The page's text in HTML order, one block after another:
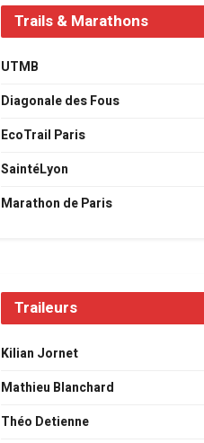
Trails & Marathons
UTMB
Diagonale des Fous
EcoTrail Paris
SaintéLyon
Marathon de Paris
Traileurs
Kilian Jornet
Mathieu Blanchard
Théo Detienne